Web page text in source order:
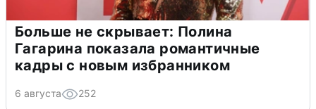
Больше не скрывает: Полина
Гагарина показала романтичные
кадры с новым избранником
6 августа 252